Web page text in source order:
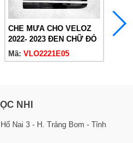
CHE MƯA CHO VELOZ
2022- 2023 ĐEN CHỮ ĐỎ
Mã: VLO2221E05
ỐP
NHI
Nai 3 - H. Trảng Bom - Tỉnh